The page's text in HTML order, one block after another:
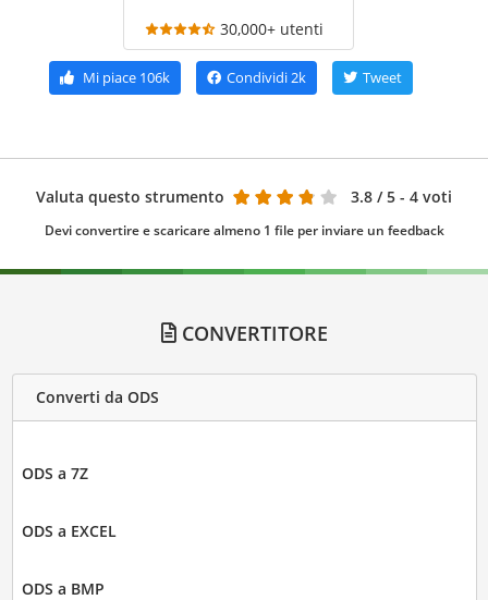
30,000+ utenti
Mi piace 106k Condividi2k Tweet
Valuta questo strumento 3.8 / 5 - 4 voti
Devi convertire e scaricare almeno 1 file per inviare un feedback
CONVERTITORE
Converti da ODS
ODS a 7Z
ODS a EXCEL
ODS a BMP